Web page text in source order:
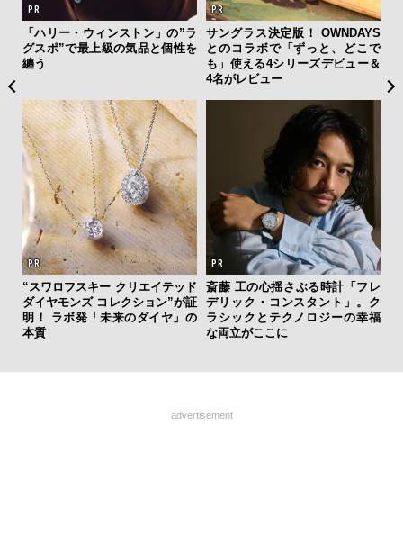
「ハリー・ウィンストン」の”ラ
グスポ”で最上級の気品と個性を
纏う
サングラス決定版！ OWNDAYS
とのコラボで「ずっと、どこで
も」使える4シリーズデビュー＆
4名がレビュー
“スワロフスキー クリエイテッド
ダイヤモンズ コレクション”が証
明！ ラボ発「未来のダイヤ」の
本質
斎藤 工の心揺さぶる時計「フレ
デリック・コンスタント」。ク
ラシックとテクノロジーの幸福
な両立がここに
モ
advertisement